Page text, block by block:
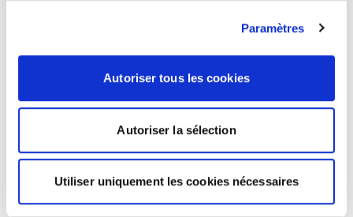
Paramètres
Autoriser tous les cookies
Autoriser la sélection
Utiliser uniquement les cookies nécessaires